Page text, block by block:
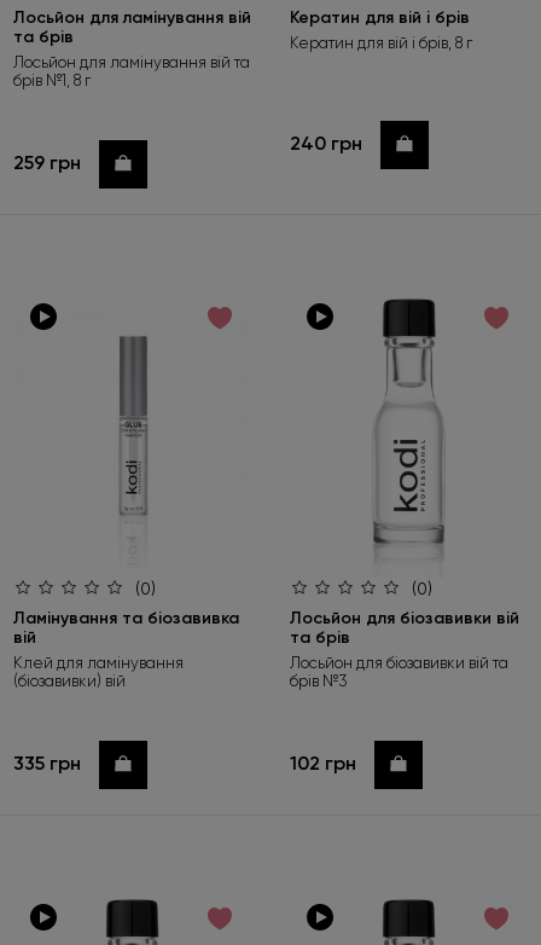
Лосьйон для ламінування вій
та брів
Лосьйон для ламінування вій та
брів №1, 8 г
259 грн Купити
Кератин для вій і брів
Кератин для вій і брів, 8 г
240 грн Купити
(0)
Ламінування та біозавивка
вій
Клей для ламінування
(біозавивки) вій
335 грн Купити
(0)
Лосьйон для біозавивки вій
та брів
Лосьйон для біозавивки вій та
брів №3
102 грн Купити